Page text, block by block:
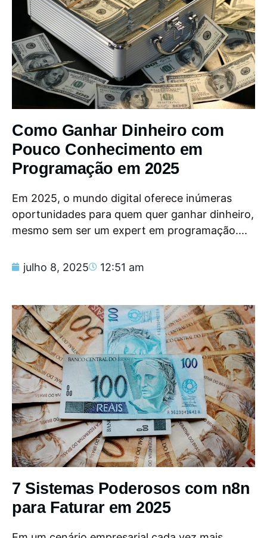
Como Ganhar Dinheiro com
Pouco Conhecimento em
Programação em 2025
Em 2025, o mundo digital oferece inúmeras
oportunidades para quem quer ganhar dinheiro,
mesmo sem ser um expert em programação....
julho 8, 2025 12:51 am
7 Sistemas Poderosos com n8n
para Faturar em 2025